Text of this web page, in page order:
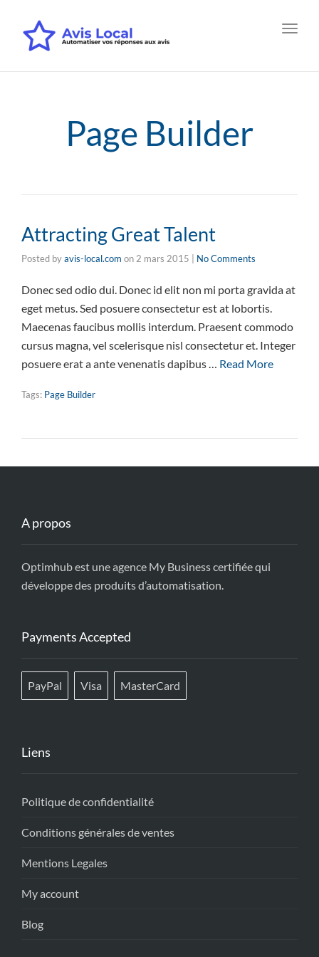
Page Builder
Attracting Great Talent
Posted byavis-local.com on 2 mars 2015 No Comments
Donec sed odio dui. Donec id elit non mi porta gravida at
eget metus. Sed posuere consectetur est at lobortis.
Maecenas faucibus mollis interdum. Praesent commodo
cursus magna, vel scelerisque nisl consectetur et. Integer
posuere erat a ante venenatis dapibus … Read More
Tags: Page Builder
A propos
Optimhub est une agence My Business certifiée qui
développe des produits d’automatisation.
Payments Accepted
PayPal Visa MasterCard
Liens
Politique de confidentialité
Conditions générales de ventes
Mentions Legales
My account
Blog